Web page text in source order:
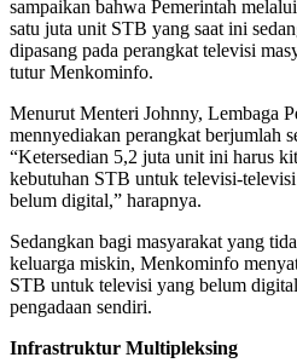
sampaikan bahwa Pemerintah
satu juta unit STB yang saat ini
dipasang pada perangkat televisi
tutur Menkominfo.
Menurut Menteri Johnny, Lembaga
mennyediakan perangkat berjumlah
“Ketersedian 5,2 juta unit ini harus
kebutuhan STB untuk televisi-
belum digital,” harapnya.
Sedangkan bagi masyarakat yang
keluarga miskin, Menkominfo
STB untuk televisi yang belum
pengadaan sendiri.
Infrastruktur Multipleksing